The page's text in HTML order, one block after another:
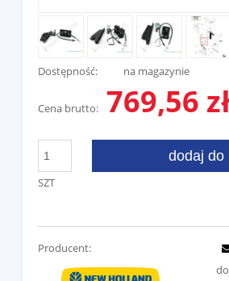
Dostępność: na magazynie
Cena brutto: 769,56
SZT
dodaj do
Producent: